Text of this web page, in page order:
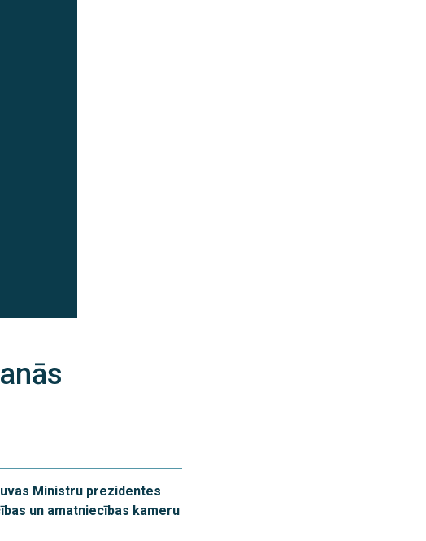
Ministru prezidentes
un amatniecības kameru